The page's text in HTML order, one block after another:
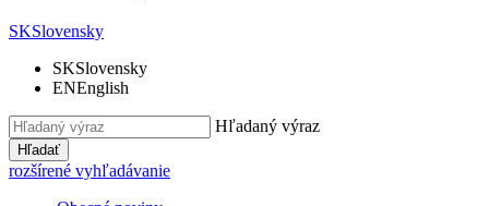
SKSlovensky
SKSlovensky
ENEnglish
Hľadaný výraz
Hľadať
rozšírené vyhľadávanie